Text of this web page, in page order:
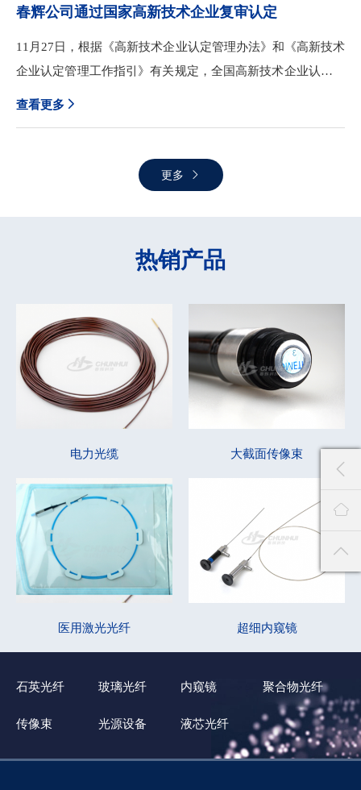
国内相关上下游产业链的协同发展。多年来，春辉公司高度重
视知识产权工作，围绕知识产权相关环节，积极进行改革实践
探索，将知识产权体系与科技成果转化实施有机融合，持续完
识产权管理能力及产业领域方向的专利导航、专利布局、专利
立完善高价值专利培育工作机制，在国家推行发展新质生产力
的大背景下，立足创新，推动知识产权高效转化，将创新优势
春辉公司通过国家高新技术企业复审认定
11月27日，根据《高新技术企业认定管理办法》和《高新技术
企业认定管理工作指引》有关规定，全国高新技术企业认定管
理工作领导小组办公室发布了江苏省认定机构2023年认定报备
《国家重点支持的高新技术领域》内，持续进行研究开发与技
术成果转化，形成企业核心自主知识产权，并以此为基础开展
经营活动的企业。国家高新技术企业的认定对企业核心技术的
力、成长能力、科技成果转化力等各个方面都有极其严格的要
坚持以创新为驱动力，不断加大科技研发投入，完善技术创新
体系，强化知识产权保护力度，围绕非通信光纤领域开展技术
攻关。未来，春辉公司将继续依托123发展战略，秉持创新发
展理念，积极培养和引进人才，推动产学研深度融合，进一步
提高科技成果转化和产业化水平，助力公司实现高质量发展。
查看更多
更多
热销产品
电力光缆 大截面传像束
医用激光光纤 超细内窥镜
石英光纤 玻璃光纤 内窥镜 聚合物光纤
传像束 光源设备 液芯光纤